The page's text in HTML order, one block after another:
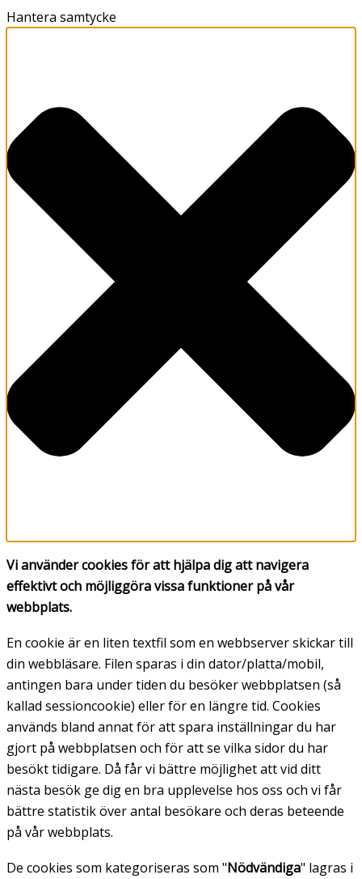
Hantera samtycke
Vi använder cookies för att hjälpa dig att navigera
effektivt och möjliggöra vissa funktioner på vår
webbplats.
En cookie är en liten textfil som en webbserver skickar till
din webbläsare. Filen sparas i din dator/platta/mobil,
antingen bara under tiden du besöker webbplatsen (så
kallad sessioncookie) eller för en längre tid. Cookies
används bland annat för att spara inställningar du har
gjort på webbplatsen och för att se vilka sidor du har
besökt tidigare. Då får vi bättre möjlighet att vid ditt
nästa besök ge dig en bra upplevelse hos oss och vi får
bättre statistik över antal besökare och deras beteende
på vår webbplats.
De cookies som kategoriseras som "Nödvändiga" lagras i